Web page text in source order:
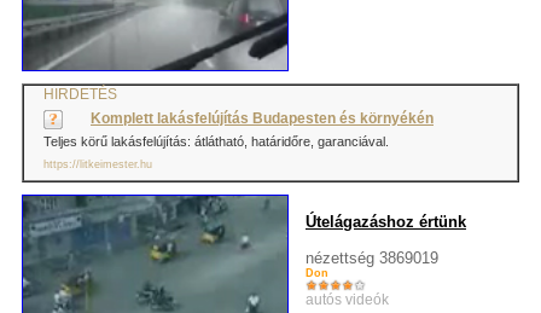
HIRDETÉS
Komplett lakásfelújítás Budapesten és környékén
Teljes körű lakásfelújítás: átlátható, határidőre, garanciával.
https://litkeimester.hu
Útelágazáshoz értünk
nézettség 3869019
Don
autós videók